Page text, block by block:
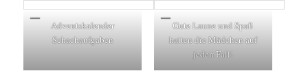
Adventskalender
Schachaufgaben
Gute Laune und Spaß
hatten die Mädchen auf
jeden Fall!